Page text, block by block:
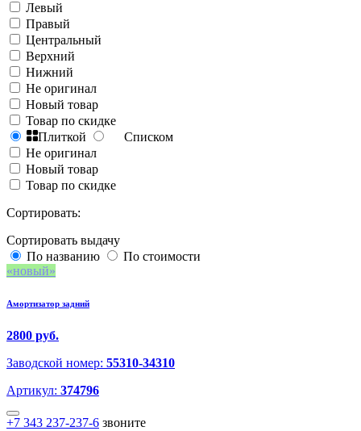
Левый
Правый
Центральный
Верхний
Нижний
Не оригинал
Новый товар
Товар по скидке
Плиткой
Списком
Не оригинал
Новый товар
Товар по скидке
Сортировать:
Сортировать выдачу
По названию
По стоимости
новый
Амортизатор задний
2800 руб.
Заводской номер: 55310-34310
Артикул: 374796
+7 343 237-237-6 звоните